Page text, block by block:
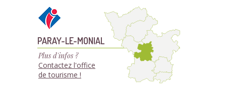
PARAY-LE-MONIAL
Plus d'infos ?
Contactez l'office
de tourisme !